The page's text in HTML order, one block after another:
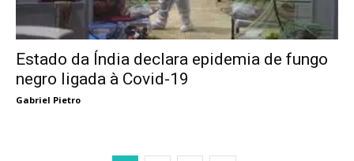
Estado da Índia declara epidemia de fungo
negro ligada à Covid-19
Gabriel Pietro